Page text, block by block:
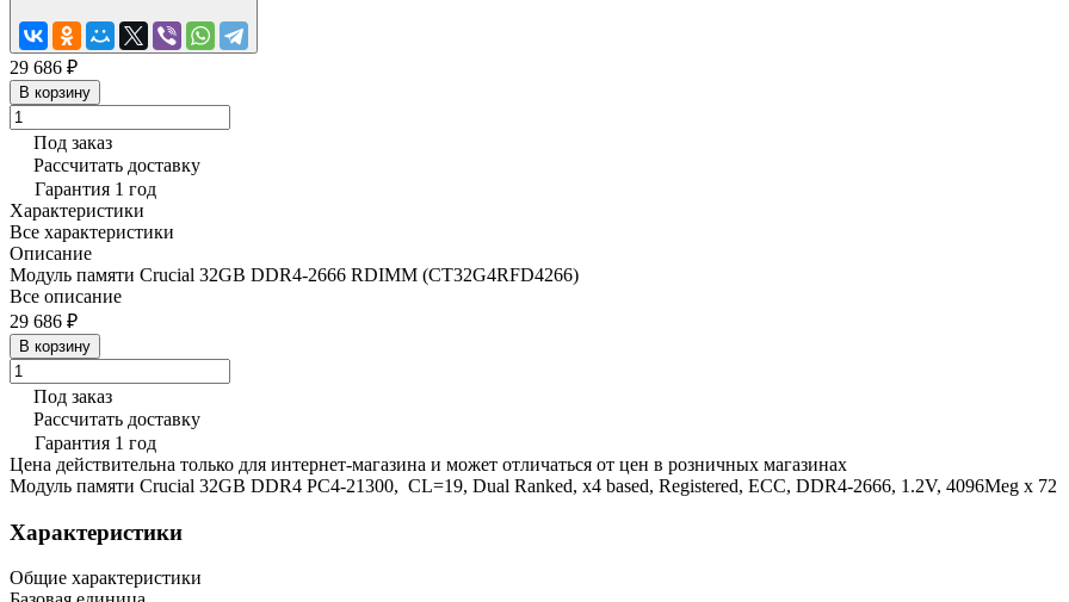
29 686 ₽
В корзину
Под заказ
Рассчитать доставку
Гарантия 1 год
Характеристики
Все характеристики
Описание
Модуль памяти Crucial 32GB DDR4-2666 RDIMM (CT32G4RFD4266)
Все описание
29 686 ₽
В корзину
Под заказ
Рассчитать доставку
Гарантия 1 год
Цена действительна только для интернет-магазина и может отличаться от цен в розничных магазинах
Модуль памяти Crucial 32GB DDR4 PC4-21300, CL=19, Dual Ranked, x4 based, Registered, ECC, DDR4-2666, 1.2V, 4096Meg x 72
Характеристики
Общие характеристики